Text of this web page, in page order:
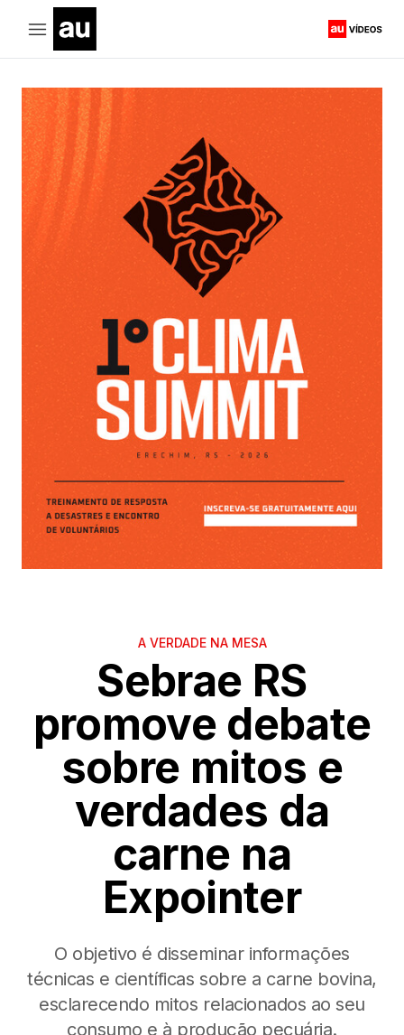
A VERDADE NA MESA
Sebrae RS
promove debate
sobre mitos e
verdades da
carne na
Expointer
O objetivo é disseminar informações
técnicas e científicas sobre a carne bovina,
esclarecendo mitos relacionados ao seu
consumo e à produção pecuária.